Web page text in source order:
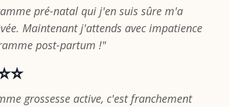
pré-natal qui j'en suis sûre m'a
Maintenant j'attends avec impatience
post-partum !"
grossesse active, c'est franchement